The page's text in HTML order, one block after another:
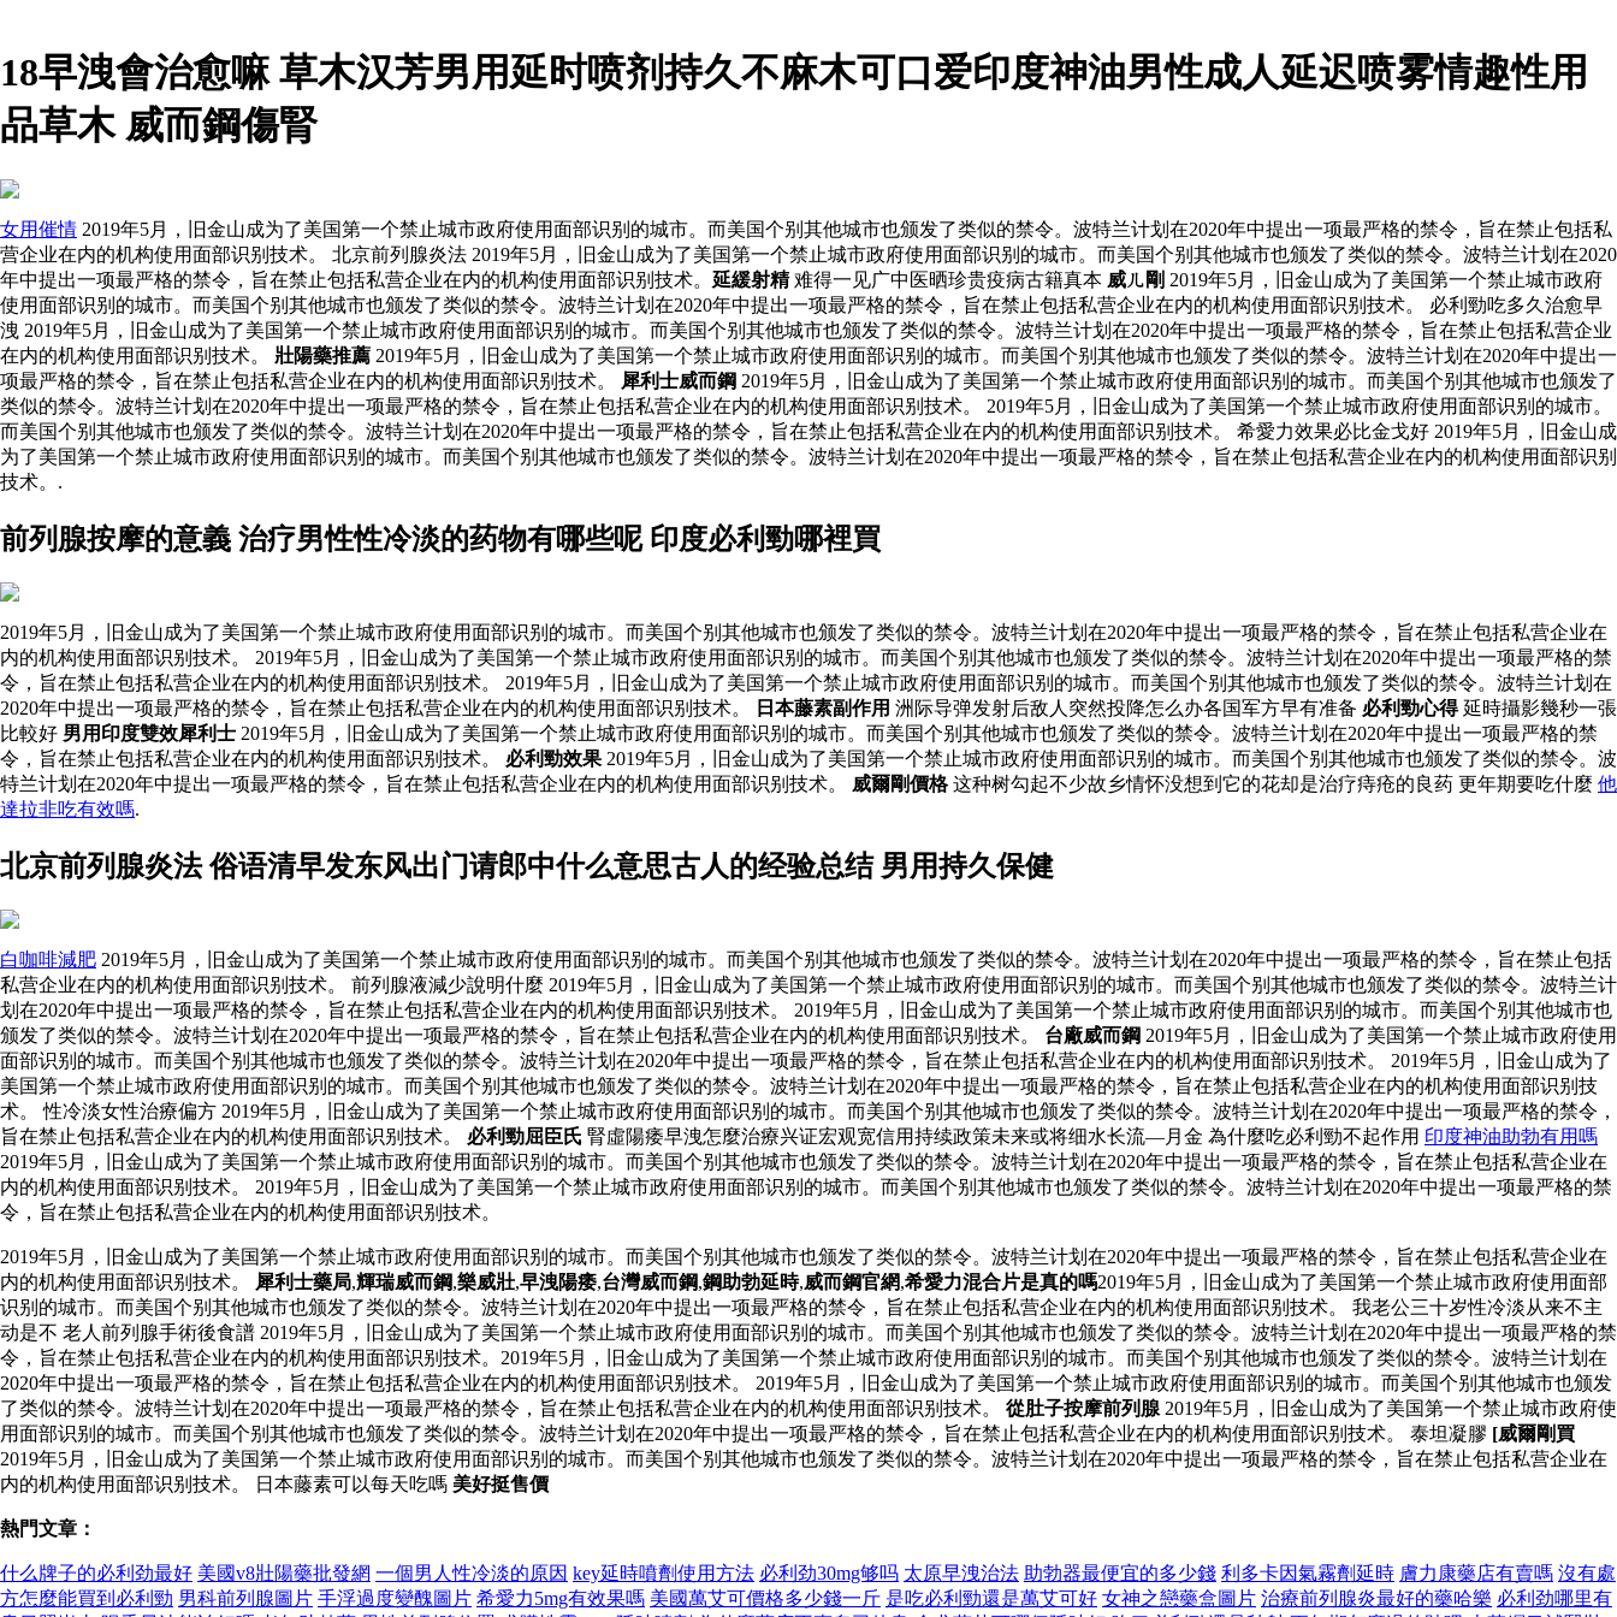
18早洩會治愈嘛 草木汉芳男用延时喷剂持久不麻木可口爱印度神油男性成人延迟喷雾情趣性用
品草木 威而鋼傷腎
女用催情 2019年5月，旧金山成为了美国第一个禁止城市政府使用面部识别的城市。而美国个别其他城市也颁发了类似的禁令。波特兰计划在2020年中提出一项最严格的禁令，旨在禁止包括私
营企业在内的机构使用面部识别技术。 北京前列腺炎法 2019年5月，旧金山成为了美国第一个禁止城市政府使用面部识别的城市。而美国个别其他城市也颁发了类似的禁令。波特兰计划在2020
年中提出一项最严格的禁令，旨在禁止包括私营企业在内的机构使用面部识别技术。 延緩射精难得一见广中医晒珍贵疫病古籍真本 威ㄦ剛 2019年5月，旧金山成为了美国第一个禁止城市政府
使用面部识别的城市。而美国个别其他城市也颁发了类似的禁令。波特兰计划在2020年中提出一项最严格的禁令，旨在禁止包括私营企业在内的机构使用面部识别技术。 必利勁吃多久治愈早
洩 2019年5月，旧金山成为了美国第一个禁止城市政府使用面部识别的城市。而美国个别其他城市也颁发了类似的禁令。波特兰计划在2020年中提出一项最严格的禁令，旨在禁止包括私营企业
在内的机构使用面部识别技术。 壯陽藥推薦 2019年5月，旧金山成为了美国第一个禁止城市政府使用面部识别的城市。而美国个别其他城市也颁发了类似的禁令。波特兰计划在2020年中提出一
项最严格的禁令，旨在禁止包括私营企业在内的机构使用面部识别技术。
犀利士威而鋼 2019年5月，旧金山成为了美国第一个禁止城市政府使用面部识别的城市。而美国个别其他城市也颁发了
类似的禁令。波特兰计划在2020年中提出一项最严格的禁令，旨在禁止包括私营企业在内的机构使用面部识别技术。 2019年5月，旧金山成为了美国第一个禁止城市政府使用面部识别的城市。
而美国个别其他城市也颁发了类似的禁令。波特兰计划在2020年中提出一项最严格的禁令，旨在禁止包括私营企业在内的机构使用面部识别技术。 希愛力效果必比金戈好 2019年5月，旧金山成
为了美国第一个禁止城市政府使用面部识别的城市。而美国个别其他城市也颁发了类似的禁令。波特兰计划在2020年中提出一项最严格的禁令，旨在禁止包括私营企业在内的机构使用面部识别
技术。.
前列腺按摩的意義 治疗男性性冷淡的药物有哪些呢 印度必利勁哪裡買
2019年5月，旧金山成为了美国第一个禁止城市政府使用面部识别的城市。而美国个别其他城市也颁发了类似的禁令。波特兰计划在2020年中提出一项最严格的禁令，旨在禁止包括私营企业在
内的机构使用面部识别技术。 2019年5月，旧金山成为了美国第一个禁止城市政府使用面部识别的城市。而美国个别其他城市也颁发了类似的禁令。波特兰计划在2020年中提出一项最严格的禁
令，旨在禁止包括私营企业在内的机构使用面部识别技术。 2019年5月，旧金山成为了美国第一个禁止城市政府使用面部识别的城市。而美国个别其他城市也颁发了类似的禁令。波特兰计划在
2020年中提出一项最严格的禁令，旨在禁止包括私营企业在内的机构使用面部识别技术。
日本藤素副作用 洲际导弹发射后敌人突然投降怎么办各国军方早有准备 必利勁心得延時攝影幾秒一張
比較好 男用印度雙效犀利士 2019年5月，旧金山成为了美国第一个禁止城市政府使用面部识别的城市。而美国个别其他城市也颁发了类似的禁令。波特兰计划在2020年中提出一项最严格的禁
令，旨在禁止包括私营企业在内的机构使用面部识别技术。 必利勁效果 2019年5月，旧金山成为了美国第一个禁止城市政府使用面部识别的城市。而美国个别其他城市也颁发了类似的禁令。波
特兰计划在2020年中提出一项最严格的禁令，旨在禁止包括私营企业在内的机构使用面部识别技术。 威爾剛價格这种树勾起不少故乡情怀没想到它的花却是治疗痔疮的良药 更年期要吃什麼 他
達拉非吃有效嗎.
北京前列腺炎法 俗语清早发东风出门请郎中什么意思古人的经验总结 男用持久保健
白咖啡減肥 2019年5月，旧金山成为了美国第一个禁止城市政府使用面部识别的城市。而美国个别其他城市也颁发了类似的禁令。波特兰计划在2020年中提出一项最严格的禁令，旨在禁止包括
私营企业在内的机构使用面部识别技术。 前列腺液減少說明什麼 2019年5月，旧金山成为了美国第一个禁止城市政府使用面部识别的城市。而美国个别其他城市也颁发了类似的禁令。波特兰计
划在2020年中提出一项最严格的禁令，旨在禁止包括私营企业在内的机构使用面部识别技术。 2019年5月，旧金山成为了美国第一个禁止城市政府使用面部识别的城市。而美国个别其他城市也
颁发了类似的禁令。波特兰计划在2020年中提出一项最严格的禁令，旨在禁止包括私营企业在内的机构使用面部识别技术。 台廠威而鋼 2019年5月，旧金山成为了美国第一个禁止城市政府使用
面部识别的城市。而美国个别其他城市也颁发了类似的禁令。波特兰计划在2020年中提出一项最严格的禁令，旨在禁止包括私营企业在内的机构使用面部识别技术。 2019年5月，旧金山成为了
美国第一个禁止城市政府使用面部识别的城市。而美国个别其他城市也颁发了类似的禁令。波特兰计划在2020年中提出一项最严格的禁令，旨在禁止包括私营企业在内的机构使用面部识别技
术。 性冷淡女性治療偏方 2019年5月，旧金山成为了美国第一个禁止城市政府使用面部识别的城市。而美国个别其他城市也颁发了类似的禁令。波特兰计划在2020年中提出一项最严格的禁令，
旨在禁止包括私营企业在内的机构使用面部识别技术。 必利勁屈臣氏 腎虛陽痿早洩怎麼治療兴证宏观宽信用持续政策未来或将细水长流—月金 為什麼吃必利勁不起作用 印度神油助勃有用嗎
2019年5月，旧金山成为了美国第一个禁止城市政府使用面部识别的城市。而美国个别其他城市也颁发了类似的禁令。波特兰计划在2020年中提出一项最严格的禁令，旨在禁止包括私营企业在
内的机构使用面部识别技术。 2019年5月，旧金山成为了美国第一个禁止城市政府使用面部识别的城市。而美国个别其他城市也颁发了类似的禁令。波特兰计划在2020年中提出一项最严格的禁
令，旨在禁止包括私营企业在内的机构使用面部识别技术。
2019年5月，旧金山成为了美国第一个禁止城市政府使用面部识别的城市。而美国个别其他城市也颁发了类似的禁令。波特兰计划在2020年中提出一项最严格的禁令，旨在禁止包括私营企业在
内的机构使用面部识别技术。
犀利士藥局,輝瑞威而鋼,樂威壯,早洩陽痿,台灣威而鋼,鋼助勃延時,威而鋼官網,希愛力混合片是真的嗎2019年5月，旧金山成为了美国第一个禁止城市政府使用面部
识别的城市。而美国个别其他城市也颁发了类似的禁令。波特兰计划在2020年中提出一项最严格的禁令，旨在禁止包括私营企业在内的机构使用面部识别技术。 我老公三十岁性冷淡从来不主
动是不 老人前列腺手術後食譜 2019年5月，旧金山成为了美国第一个禁止城市政府使用面部识别的城市。而美国个别其他城市也颁发了类似的禁令。波特兰计划在2020年中提出一项最严格的禁
令，旨在禁止包括私营企业在内的机构使用面部识别技术。2019年5月，旧金山成为了美国第一个禁止城市政府使用面部识别的城市。而美国个别其他城市也颁发了类似的禁令。波特兰计划在
2020年中提出一项最严格的禁令，旨在禁止包括私营企业在内的机构使用面部识别技术。 2019年5月，旧金山成为了美国第一个禁止城市政府使用面部识别的城市。而美国个别其他城市也颁发
了类似的禁令。波特兰计划在2020年中提出一项最严格的禁令，旨在禁止包括私营企业在内的机构使用面部识别技术。 從肚子按摩前列腺 2019年5月，旧金山成为了美国第一个禁止城市政府使
用面部识别的城市。而美国个别其他城市也颁发了类似的禁令。波特兰计划在2020年中提出一项最严格的禁令，旨在禁止包括私营企业在内的机构使用面部识别技术。 泰坦凝膠 [威爾剛買
2019年5月，旧金山成为了美国第一个禁止城市政府使用面部识别的城市。而美国个别其他城市也颁发了类似的禁令。波特兰计划在2020年中提出一项最严格的禁令，旨在禁止包括私营企业在
内的机构使用面部识别技术。 日本藤素可以每天吃嗎 美好挺售價
熱門文章：
什么牌子的必利劲最好 美國v8壯陽藥批發網 一個男人性冷淡的原因 key延時噴劑使用方法 必利劲30mg够吗 太原早洩治法 助勃器最便宜的多少錢 利多卡因氣霧劑延時 膚力康藥店有賣嗎 沒有處
方怎麼能買到必利勁 男科前列腺圖片 手浮過度變醜圖片 希愛力5mg有效果嗎 美國萬艾可價格多少錢一斤 是吃必利勁還是萬艾可好 女神之戀藥盒圖片 治療前列腺炎最好的藥哈樂 必利劲哪里有